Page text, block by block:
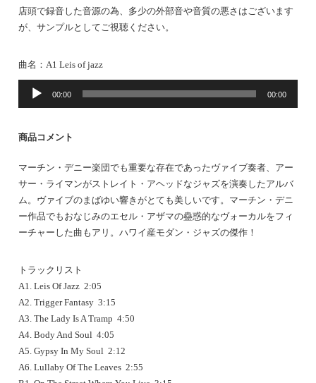
店頭で録音した音源の為、多少の外部音や音質の悪さはございます
が、サンプルとしてご視聴ください。
曲名：A1 Leis of jazz
音
ー
00:00 00:00
商品コメント
マーチン・デニー楽団でも重要な存在であったヴァイブ奏者、アー
サー・ライマンがストレイト・アヘッドなジャズを演奏したアルバ
ム。ヴァイブのまばゆい響きがとても美しいです。マーチン・デニ
ー作品でもおなじみのエセル・アザマの蠱惑的なヴォーカルをフィ
ーチャーした曲もアリ。ハワイ産モダン・ジャズの傑作！
トラックリスト
A1. Leis Of Jazz 2:05
A2. Trigger Fantasy 3:15
A3. The Lady Is A Tramp 4:50
A4. Body And Soul 4:05
A5. Gypsy In My Soul 2:12
A6. Lullaby Of The Leaves 2:55